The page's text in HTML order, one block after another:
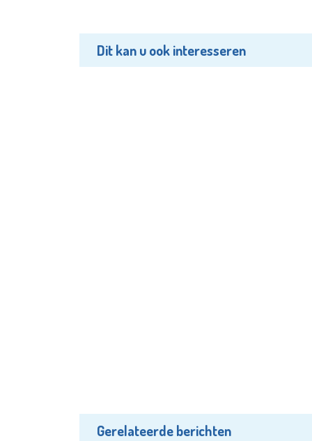
Dit kan u ook interesseren
Gerelateerde berichten